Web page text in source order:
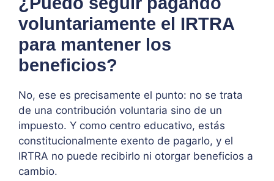
voluntariamente el IRTRA
para mantener los
beneficios?
No, ese es precisamente el punto: no se trata
de una contribución voluntaria sino de un
impuesto. Y como centro educativo, estás
constitucionalmente exento de pagarlo, y el
IRTRA no puede recibirlo ni otorgar beneficios a
cambio.